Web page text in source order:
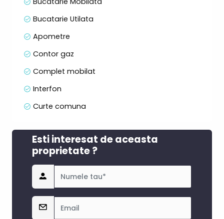
📍 Puncte de interes apropiate:
• Viitorul Spital Monobloc – 200 m
• Stație de autobuz – 5 minute de mers pe jos
• Grădinițele Poienița și Lumea Copiilor + Școala
Brâncuși – 10 minute pe jos
• Hub-ul Borhanci (bazin, sală sport, școală, liceu)
– 5 minute cu mașina
💡 Cheltuieli reduse + comunitate liniștită =
confort și aer curat.
Bucatarie Utilata
Apometre
Contor gaz
Complet mobilat
Interfon
Curte comuna
Esti interesat de aceasta
proprietate ?